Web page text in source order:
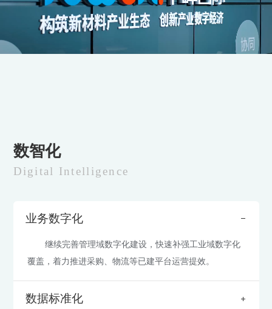
数智化
Digital Intelligence
业务数字化
继续完善管理域数字化建设，快速补强工业域数字化
覆盖，着力推进采购、物流等已建平台运营提效。
数据标准化